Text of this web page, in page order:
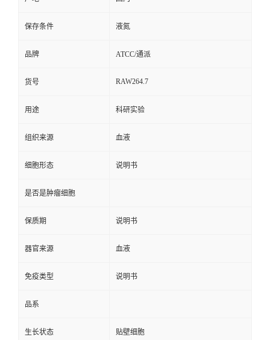
保存条件 液氮
品牌 ATCC/通派
货号 RAW264.7
用途 科研实验
组织来源 血液
细胞形态 说明书
是否是肿瘤细胞
保质期 说明书
器官来源 血液
免疫类型 说明书
品系
生长状态 贴壁细胞